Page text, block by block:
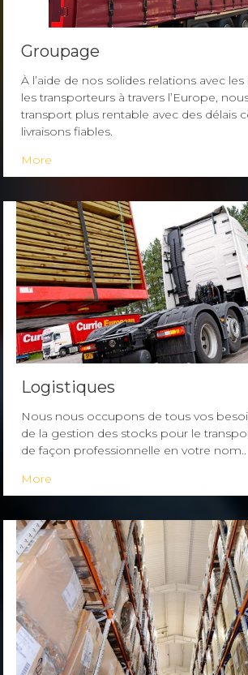
Groupage
À l’aide de nos solides relations avec
les transporteurs à travers l’Europe,
transport plus rentable avec des délais
livraisons fiables.
More
Logistiques
Nous nous occupons de tous vos
de la gestion des stocks pour le
de façon professionnelle en votre nom..
More